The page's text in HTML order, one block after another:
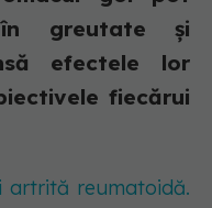
în greutate și
efectele lor
fiecărui
artrită reumatoidă.